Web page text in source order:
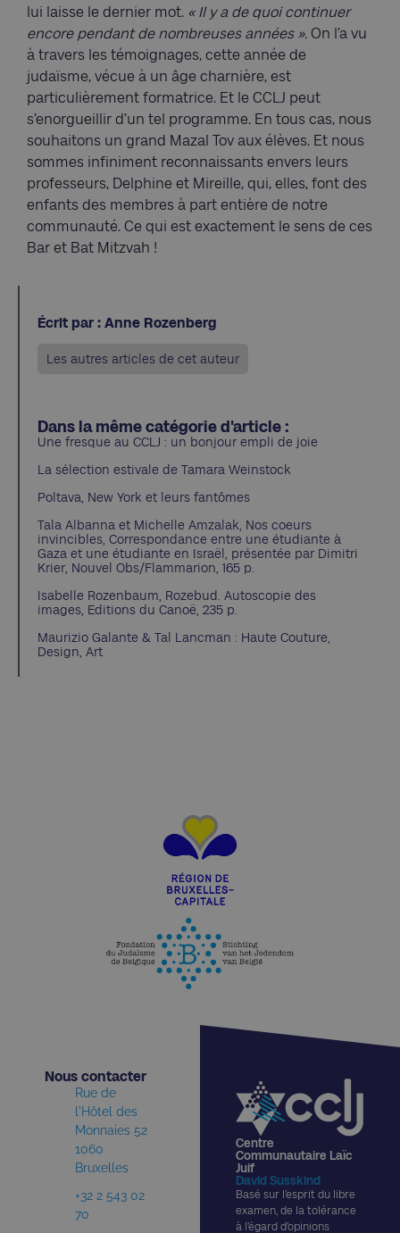
lui laisse le dernier mot. « Il y a de quoi continuer
encore pendant de nombreuses années ». On l’a vu
à travers les témoignages, cette année de
judaïsme, vécue à un âge charnière, est
particulièrement formatrice. Et le CCLJ peut
s’enorgueillir d’un tel programme. En tous cas, nous
souhaitons un grand Mazal Tov aux élèves. Et nous
sommes infiniment reconnaissants envers leurs
professeurs, Delphine et Mireille, qui, elles, font des
enfants des membres à part entière de notre
communauté. Ce qui est exactement le sens de ces
Bar et Bat Mitzvah !
Écrit par : Anne Rozenberg
Les autres articles de cet auteur
Dans la même catégorie d'article :
Une fresque au CCLJ : un bonjour empli de joie
La sélection estivale de Tamara Weinstock
Poltava, New York et leurs fantômes
Tala Albanna et Michelle Amzalak, Nos coeurs
invincibles, Correspondance entre une étudiante à
Gaza et une étudiante en Israël, présentée par Dimitri
Krier, Nouvel Obs/Flammarion, 165 p.
Isabelle Rozenbaum, Rozebud. Autoscopie des
images, Editions du Canoë, 235 p.
Maurizio Galante & Tal Lancman : Haute Couture,
Design, Art
Centre
Communautaire Laïc
Juif
David Susskind
Basé sur l’esprit du libre
examen, de la tolérance
à l’égard d’opinions
Nous contacter​
Rue de
l'Hôtel des
Monnaies 52
1060
Bruxelles
+32 2 543 02
70